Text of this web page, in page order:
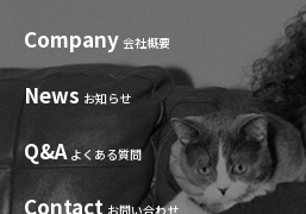
Company 会社概要
News お知らせ
Q&A よくある質問
Contact お問い合わせ